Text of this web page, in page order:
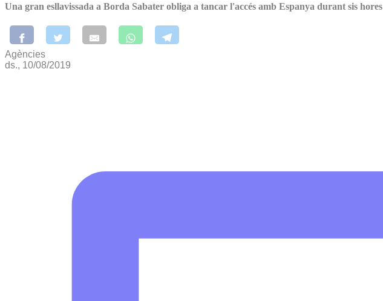
Una gran esllavissada a Borda Sabater obliga a tancar l'accés amb Espanya durant sis hores
Agències
ds., 10/08/2019